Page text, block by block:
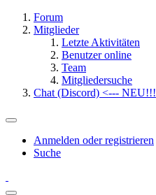
Forum
Mitglieder
Letzte Aktivitäten
Benutzer online
Team
Mitgliedersuche
Chat (Discord) <--- NEU!!!
Anmelden oder registrieren
Suche